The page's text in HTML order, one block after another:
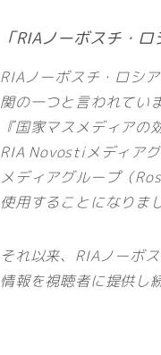
「RIAノーボスチ・
RIAノーボスチ・ロシ
関の一つと言われてい
『国家マスメディアの
RIA Novostiメディア
メディアグループ（
使用することになりま
それ以来、RIAノーボ
情報を視聴者に提供し